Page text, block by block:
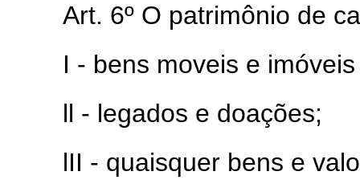
Art. 6º O patrimônio de
I - bens moveis e
ll - legados e doações;
lII - quaisquer bens e